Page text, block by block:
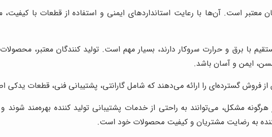
معتبر است. آن‌ها با رعایت استانداردهای ایمنی و استفاده از قطعات با
با برق و حرارت سروکار دارند، بسیار مهم است. تولید کنندگان معتبر،
مسن، ایمن و آسان باشد.
از فروش گسترده‌ای را ارائه می‌دهند که شامل گارانتی، پشتیبانی فنی، قطعات
مشکل، می‌توانند به راحتی از خدمات پشتیبانی تولید کننده بهره‌مند
به رضایت مشتریان و کیفیت محصولات خود است.